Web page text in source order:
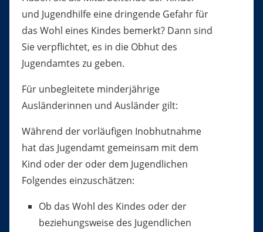
und Jugendhilfe eine dringende Gefahr für
das Wohl eines Kindes bemerkt? Dann sind
Sie verpflichtet, es in die Obhut des
Jugendamtes zu geben.
Für unbegleitete minderjährige
Ausländerinnen und Ausländer gilt:
Während der vorläufigen Inobhutnahme
hat das Jugendamt gemeinsam mit dem
Kind oder der oder dem Jugendlichen
Folgendes einzuschätzen:
Ob das Wohl des Kindes oder der
beziehungsweise des Jugendlichen